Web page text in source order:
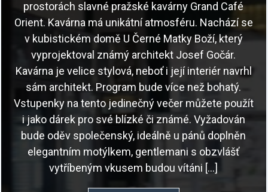
prostorách slavné pražské kavárny Grand Café
Orient. Kavárna má unikátní atmosféru. Nachází se
v kubistickém domě U Černé Matky Boží, který
vyprojektoval známý architekt Josef Gočár.
Kavárna je velice stylová, neboť i její interiér navrhl
sám architekt. Program bude více než bohatý.
Vstupenky na tento jedinečný večer můžete použít
i jako dárek pro své blízké či známé. Vyžadován
bude oděv společenský, ideálně u pánů doplněn
elegantním motýlkem, gentlemani s obzvlášť
vytříbeným vkusem budou vítáni […]